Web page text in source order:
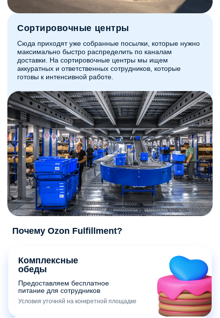
Сортировочные центры
Сюда приходят уже собранные посылки, которые нужно
максимально быстро распределить по каналам
доставки. На сортировочные центры мы ищем
аккуратных и ответственных сотрудников, которые
готовы к интенсивной работе.
Почему Ozon Fulfillment?
Комплексные
обеды
Предоставляем бесплатное
питание для сотрудников
Условия уточняй на конкретной площадке